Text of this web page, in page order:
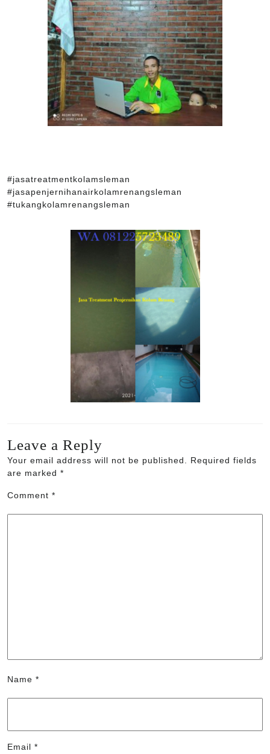
#jasatreatmentkolamsleman
#jasapenjernihanairkolamrenangsleman
#tukangkolamrenangsleman
Leave a Reply
Your email address will not be published. Required fields
are marked *
Comment *
Name *
Email *